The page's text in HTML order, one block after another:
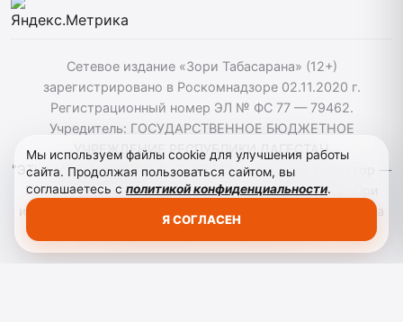
Сетевое издание «Зори Табасарана» (12+)
зарегистрировано в Роскомнадзоре 02.11.2020 г.
Регистрационный номер ЭЛ № ФС 77 — 79462.
Учредитель: ГОСУДАРСТВЕННОЕ БЮДЖЕТНОЕ
УЧРЕЖДЕНИЕ РЕСПУБЛИКИ ДАГЕСТАН
"ЭТНОМЕДИАХОЛДИНГ "ДАГЕСТАН". Главный редактор —
Г. Н. Маллалиев, Телефон редакции: 88722661589. При
использовании материалов сайта активная гиперссылка
Мы используем файлы cookie для улучшения работы
сайта. Продолжая пользоваться сайтом, вы
соглашаетесь с политикой конфиденциальности.
Я СОГЛАСЕН